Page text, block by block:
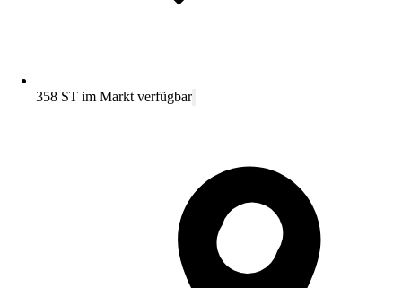
358 ST im Markt verfügbar